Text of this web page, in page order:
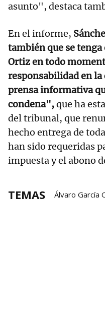
asunto", destaca
En el informe,
también que se tenga
Ortiz en todo
responsabilidad en la
prensa informativa
condena",que ha
del tribunal, que
hecho entrega de
han sido requeridas
impuesta y el abono
TEMAS
Álvaro García